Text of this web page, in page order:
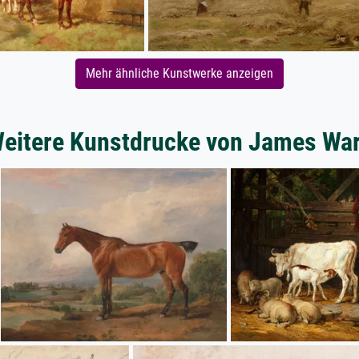
Mehr ähnliche Kunstwerke anzeigen
Kunstdrucke von James